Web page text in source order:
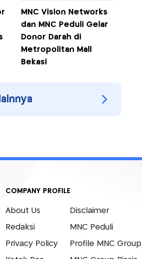
MNC Vision Networks
dan MNC Peduli Gelar
Donor Darah di
Metropolitan Mall
Bekasi
COMPANY PROFILE
About Us
Redaksi
Privacy Policy
Disclaimer
MNC Peduli
Profile MNC Group